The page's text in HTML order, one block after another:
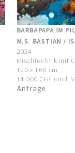
BARBAPAPA IM
M.S. BASTIAN /
2024
Mischtechnik mit
120 x 160 cm
14.000 CHF (incl.
Anfrage